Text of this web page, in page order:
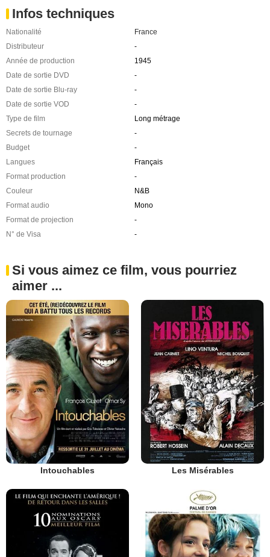
Infos techniques
Nationalité
France
Distributeur
-
Année de production
1945
Date de sortie DVD
-
Date de sortie Blu-ray
-
Date de sortie VOD
-
Type de film
Long métrage
Secrets de tournage
-
Budget
-
Langues
Français
Format production
-
Couleur
N&B
Format audio
Mono
Format de projection
-
N° de Visa
-
Si vous aimez ce film, vous pourriez
aimer ...
Intouchables Les Misérables